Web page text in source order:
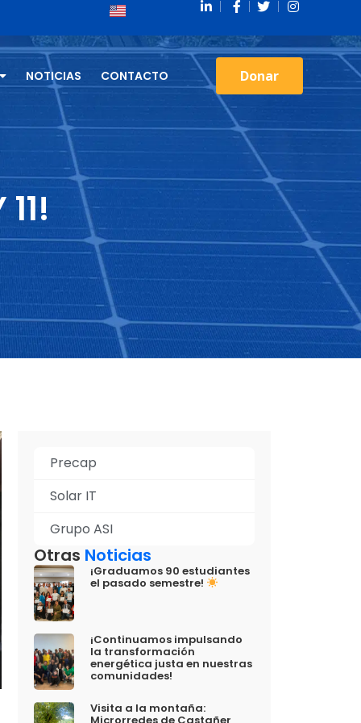
NOTICIAS CONTACTO Donar
Precap
Solar IT
Grupo ASI
Otras Noticias
¡Graduamos 90 estudiantes
el pasado semestre!
¡Continuamos impulsando
la transformación
energética justa en nuestras
comunidades!
Visita a la montaña: